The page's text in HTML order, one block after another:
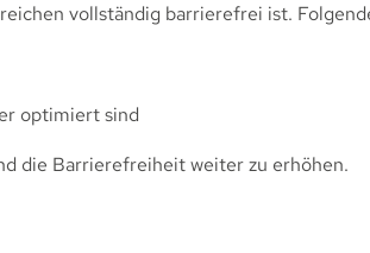
vollständig barrierefrei ist.
optimiert sind
die Barrierefreiheit weiter zu erhöhen.